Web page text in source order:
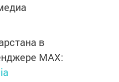
в
MАХ: